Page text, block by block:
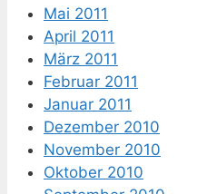
Mai 2011
April 2011
März 2011
Februar 2011
Januar 2011
Dezember 2010
November 2010
Oktober 2010